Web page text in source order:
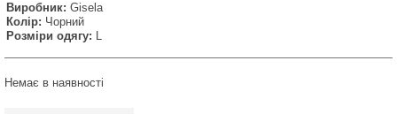
Виробник: Gisela
Колір: Чорний
Розміри одягу: L
Немає в наявності